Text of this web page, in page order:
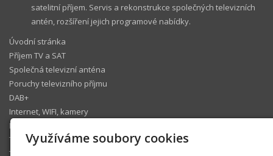
satelitní příjem. Servis a rekonstrukce společných televizních
antén, rozšíření jejich programové nabídky.
Úvodní stránka
Příjem TV a SAT
Společná televizní anténa
Poruchy televizního příjmu
DAB+
Internet, WIFI, kamery
IP telefonie
Televizní operátoři
Technický koutek
Využíváme soubory cookies